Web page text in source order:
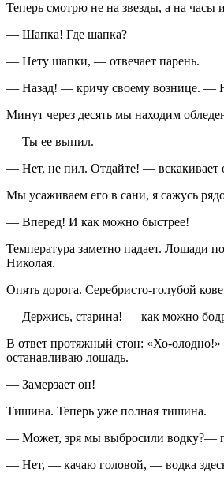
Теперь смотрю не на звезды, а на
— Шапка! Где шапка?
— Нету шапки, — отвечает парень.
— Назад! — кричу своему вознице. —
Минут через десять мы находим
— Ты ее выпил.
— Нет, не пил. Отдайте! — вскакивает
Мы усаживаем его в сани, я сажусь
— Вперед! И как можно быстрее!
Температура заметно падает. Лошади
Николая.
Опять дорога. Серебристо-голубой
— Держись, старина! — как можно
В ответ протяжный стон: «Хо-
останавливаю лошадь.
— Замерзает он!
Тишина. Теперь уже полная тишина.
— Может, зря мы выбросили водку?—
— Нет, — качаю головой, — водка